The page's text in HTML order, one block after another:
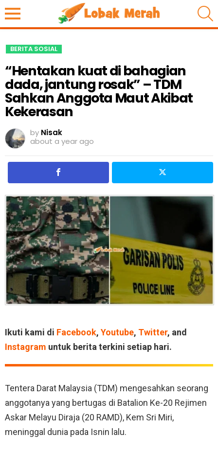
BERITA SOSIAL
“Hentakan kuat di bahagian
dada, jantung rosak” – TDM
Sahkan Anggota Maut Akibat
Kekerasan
by Nisak
about a year ago
Ikuti kami di Facebook, Youtube, Twitter, and
Instagram untuk berita terkini setiap hari.
Tentera Darat Malaysia (TDM) mengesahkan seorang
anggotanya yang bertugas di Batalion Ke-20 Rejimen
Askar Melayu Diraja (20 RAMD), Kem Sri Miri,
meninggal dunia pada Isnin lalu.